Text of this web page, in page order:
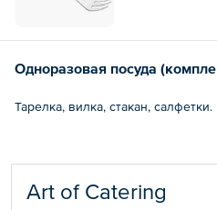
Одноразовая посуда
Тарелка, вилка, стакан, салфетки.
Art of Catering